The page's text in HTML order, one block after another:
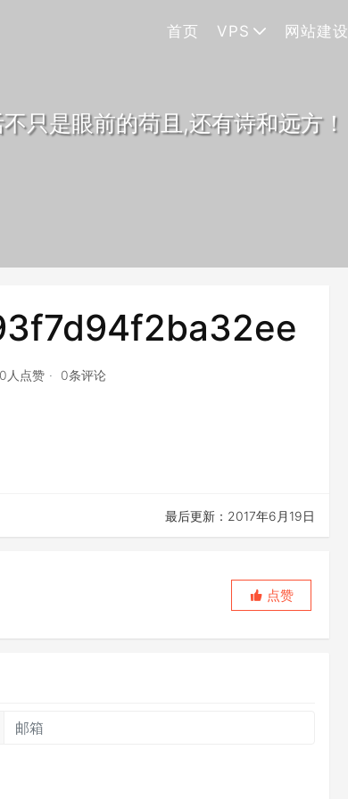
首页 VPS 网站建设
只是眼前的苟且,还有诗和远方！
0人点赞 0条评论
最后更新：2017年6月19日
点赞